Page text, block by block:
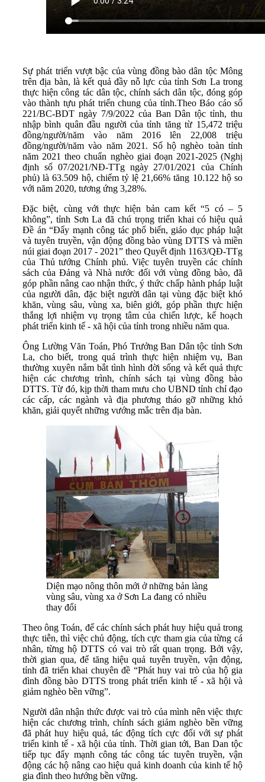
Sự phát triển vượt bậc của vùng đồng bào dân tộc Mông
trên địa bàn, là kết quả đầy nỗ lực của tỉnh Sơn La trong
thực hiện công tác dân tộc, chính sách dân tộc, đóng góp
vào thành tựu phát triển chung của tỉnh.Theo Báo cáo số
221/BC-BDT ngày 7/9/2022 của Ban Dân tộc tỉnh, thu
nhập bình quân đầu người của tỉnh tăng từ 15,472 triệu
đồng/người/năm vào năm 2016 lên 22,008 triệu
đồng/người/năm vào năm 2021. Số hộ nghèo toàn tỉnh
năm 2021 theo chuẩn nghèo giai đoạn 2021-2025 (Nghị
định số 07/2021/NĐ-TTg ngày 27/01/2021 của Chính
phủ) là 63.509 hộ, chiếm tỷ lệ 21,66% tăng 10.122 hộ so
với năm 2020, tương ứng 3,28%.
Đặc biệt, cùng với thực hiện bản cam kết “5 có – 5
không”, tỉnh Sơn La đã chú trọng triển khai có hiệu quả
Đề án “Đẩy mạnh công tác phổ biến, giáo dục pháp luật
và tuyên truyền, vận động đồng bào vùng DTTS và miền
núi giai đoạn 2017 - 2021” theo Quyết định 1163/QĐ-TTg
của Thủ tướng Chính phủ. Việc tuyên truyền các chính
sách của Đảng và Nhà nước đối với vùng đồng bào, đã
góp phần nâng cao nhận thức, ý thức chấp hành pháp luật
của người dân, đặc biệt người dân tại vùng đặc biệt khó
khăn, vùng sâu, vùng xa, biên giới, góp phần thực hiện
thắng lợi nhiệm vụ trọng tâm của chiến lược, kế hoạch
phát triển kinh tế - xã hội của tỉnh trong nhiều năm qua.
Ông Lường Văn Toán, Phó Trưởng Ban Dân tộc tỉnh Sơn
La, cho biết, trong quá trình thực hiện nhiệm vụ, Ban
thường xuyên nắm bắt tình hình đời sống và kết quả thực
hiện các chương trình, chính sách tại vùng đồng bào
DTTS. Từ đó, kịp thời tham mưu cho UBND tỉnh chỉ đạo
các cấp, các ngành và địa phương tháo gỡ những khó
khăn, giải quyết những vướng mắc trên địa bàn.
Diện mạo nông thôn mới ở những bản làng
vùng sâu, vùng xa ở Sơn La đang có nhiều
thay đổi
Theo ông Toán, để các chính sách phát huy hiệu quả trong
thực tiễn, thì việc chủ động, tích cực tham gia của từng cá
nhân, từng hộ DTTS có vai trò rất quan trọng. Bởi vậy,
thời gian qua, để tăng hiệu quả tuyên truyền, vận động,
tỉnh đã triển khai chuyên đề “Phát huy vai trò của hộ gia
đình đồng bào DTTS trong phát triển kinh tế - xã hội và
giảm nghèo bền vững”.
Người dân nhận thức được vai trò của mình nên việc thực
hiện các chương trình, chính sách giảm nghèo bền vững
đã phát huy hiệu quả, tác động tích cực đối với sự phát
triển kinh tế - xã hội của tỉnh. Thời gian tới, Ban Dan tộc
tiếp tục đẩy mạnh công tác công tác tuyên truyền, vận
động các hộ nâng cao hiệu quả kinh doanh của kinh tế hộ
gia đình theo hướng bền vững.